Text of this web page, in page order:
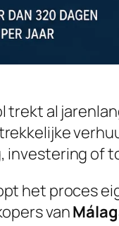
trekt al
investering of
het proces
van